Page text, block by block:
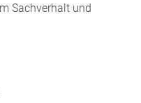
Sachverhalt und